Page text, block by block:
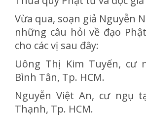
Vừa qua, soạn giả Nguyễn
những câu hỏi về đạo
cho các vị sau đây:
Uông Thị Kim Tuyến, cư
Bình Tân, Tp. HCM.
Nguyễn Việt An, cư ngụ
Thạnh, Tp. HCM.